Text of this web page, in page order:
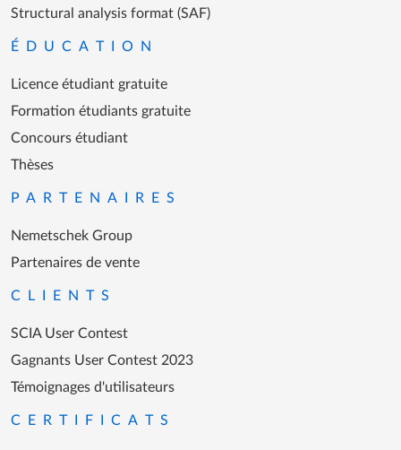
Structural analysis format (SAF)
ÉDUCATION
Licence étudiant gratuite
Formation étudiants gratuite
Concours étudiant
Thèses
PARTENAIRES
Nemetschek Group
Partenaires de vente
CLIENTS
SCIA User Contest
Gagnants User Contest 2023
Témoignages d'utilisateurs
CERTIFICATS